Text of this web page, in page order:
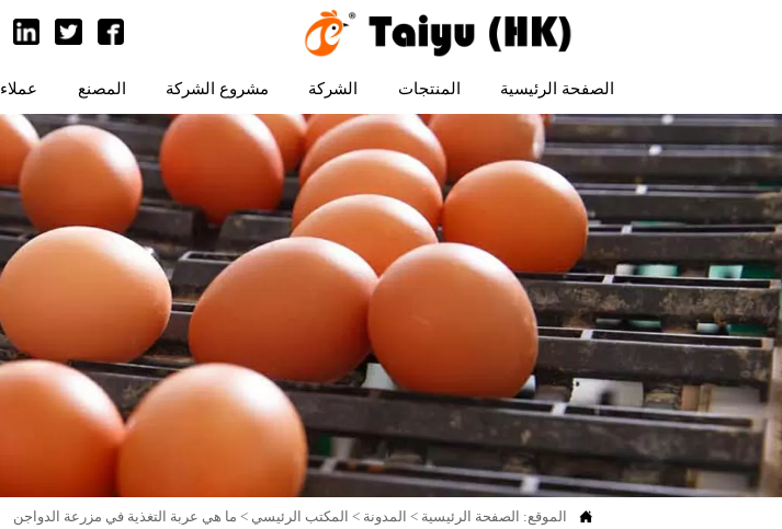
الصفحة الرئيسية المنتجات الشركة مشروع الشركة المصنع عملاء
 الموقع: الصفحة الرئيسية > المدونة > المكتب الرئيسي > ما هي عربة التغذية في مزرعة الدواجن